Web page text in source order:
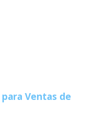
para Ventas de